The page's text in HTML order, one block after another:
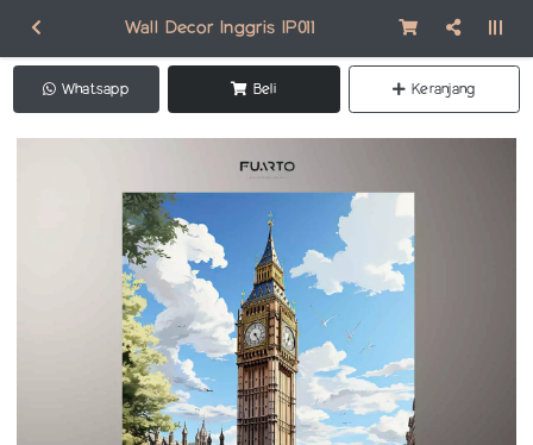
Wall Decor Inggris IP011
Whatsapp Beli Keranjang